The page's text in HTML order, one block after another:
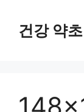
건강 약